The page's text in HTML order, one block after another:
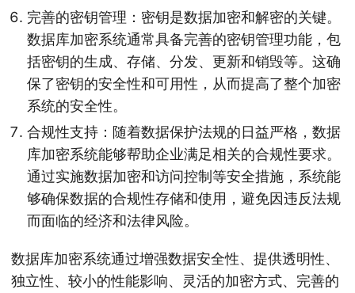
完善的密钥管理：密钥是数据加密和解密的关键。
数据库加密系统通常具备完善的密钥管理功能，包
括密钥的生成、存储、分发、更新和销毁等。这确
保了密钥的安全性和可用性，从而提高了整个加密
系统的安全性。
合规性支持：随着数据保护法规的日益严格，数据
库加密系统能够帮助企业满足相关的合规性要求。
通过实施数据加密和访问控制等安全措施，系统能
够确保数据的合规性存储和使用，避免因违反法规
而面临的经济和法律风险。
数据库加密系统通过增强数据安全性、提供透明性、
独立性、较小的性能影响、灵活的加密方式、完善的